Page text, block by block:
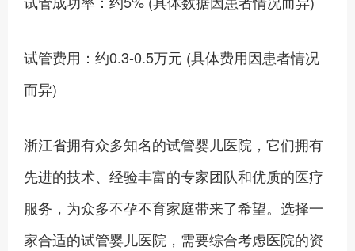
试管费用：约0.3-0.5万元 (具体费用因患者情况
而异)
浙江省拥有众多知名的试管婴儿医院，它们拥有
先进的技术、经验丰富的专家团队和优质的医疗
服务，为众多不孕不育家庭带来了希望。选择一
家合适的试管婴儿医院，需要综合考虑医院的资